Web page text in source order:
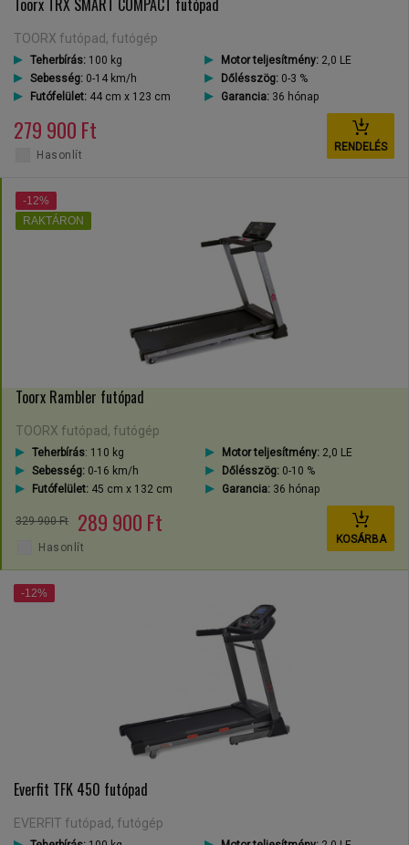
Toorx TRX SMART COMPACT futópad
TOORX futópad, futógép
Teherbírás: 100 kg Motor teljesítmény: 2,0 LE
Sebesség: 0-14 km/h Dőlésszög:0-3 %
Futófelület: 44 cm x 123 cm Garancia:36 hónap
279 900 Ft
RENDELÉS
Hasonlít
Toorx Rambler futópad
TOORX futópad, futógép
Teherbírás: 110 kg Motor teljesítmény:2,0 LE
Sebesség: 0-16 km/h Dőlésszög:0-10 %
Futófelület: 45 cm x 132 cm Garancia:36 hónap
329 900 Ft 289 900 Ft
KOSÁRBA
-12%
RAKTÁRON
Hasonlít
Everfit TFK 450 futópad
EVERFIT futópad, futógép
-12%